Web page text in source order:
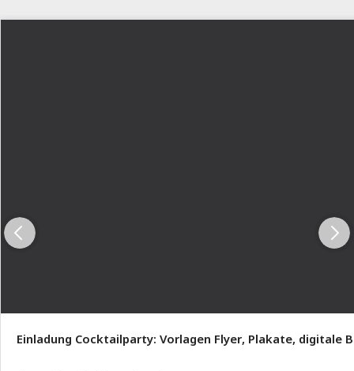
Einladung Cocktailparty: Vorlagen Flyer, Plakate, digitale